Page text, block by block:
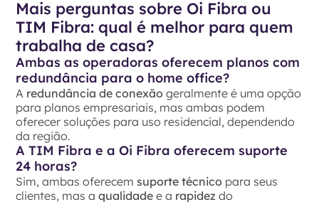
Mais perguntas sobre Oi Fibra ou
TIM Fibra: qual é melhor para quem
trabalha de casa?
Ambas as operadoras oferecem planos com
redundância para o home office?
A redundância de conexão geralmente é uma opção
para planos empresariais, mas ambas podem
oferecer soluções para uso residencial, dependendo
da região.
A TIM Fibra e a Oi Fibra oferecem suporte
24 horas?
Sim, ambas oferecem suporte técnico para seus
clientes, mas aqualidade e a rapidez do